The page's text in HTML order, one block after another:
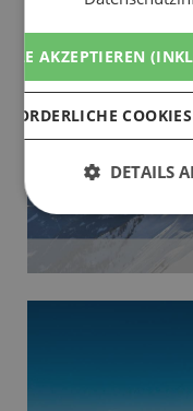
AKZEPTIEREN
DETAILS